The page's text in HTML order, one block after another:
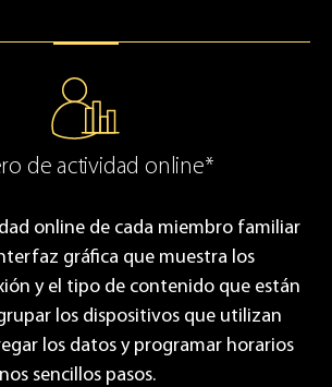
de actividad online*
online de cada miembro familiar
gráfica que muestra los
y el tipo de contenido que están
los dispositivos que utilizan
los datos y programar horarios
sencillos pasos.